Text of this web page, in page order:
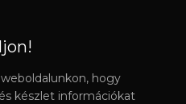
hogy
készlet információkat